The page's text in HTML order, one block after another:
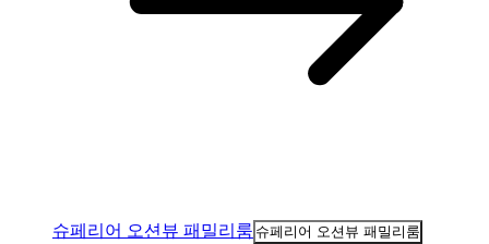
슈페리어 오션뷰 패밀리룸 슈페리어 오션뷰 패밀리룸